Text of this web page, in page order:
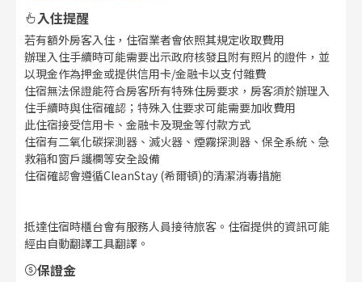
入住提醒
若有額外房客入住，住宿業者會依照其規定收取費用
辦理入住手續時可能需要出示政府核發且附有照片的證件，並
以現金作為押金或提供信用卡/金融卡以支付雜費
住宿無法保證能符合房客所有特殊住房要求，房客須於辦理入
住手續時與住宿確認；特殊入住要求可能需要加收費用
此住宿接受信用卡、金融卡及現金等付款方式
住宿有二氧化碳探測器、滅火器、煙霧探測器、保全系統、急
救箱和窗戶護欄等安全設備
住宿確認會遵循CleanStay (希爾頓)的清潔消毒措施
抵達住宿時櫃台會有服務人員接待旅客。住宿提供的資訊可能
經由自動翻譯工具翻譯。
保證金